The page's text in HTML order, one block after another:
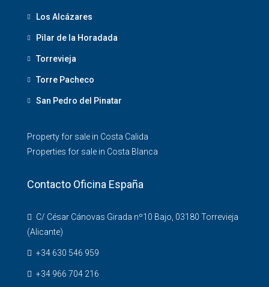
Los Alcázares
Pilar de la Horadada
Torrevieja
Torre Pacheco
San Pedro del Pinatar
Property for sale in Costa Calida
Properties for sale in Costa Blanca
Contacto Oficina España
C/ César Cánovas Girada nº10 Bajo, 03180 Torrevieja
(Alicante)
+34 630 546 959
+34 966 704 216